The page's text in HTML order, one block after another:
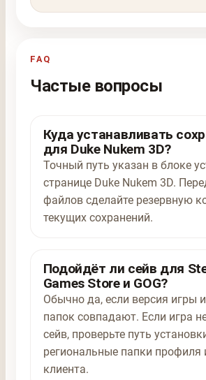
FAQ
Частые вопросы
Куда устанавливать
для Duke Nukem 3D?
Точный путь указан в блоке
странице Duke Nukem 3D.
файлов сделайте резервную
текущих сохранений.
Подойдёт ли сейв для
Games Store и GOG?
Обычно да, если версия игры
папок совпадают. Если игра
сейв, проверьте путь
региональные папки профиля
клиента.